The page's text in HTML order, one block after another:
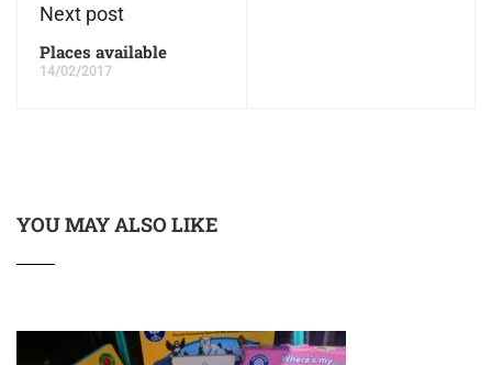
Next post
Places available
14/02/2017
YOU MAY ALSO LIKE